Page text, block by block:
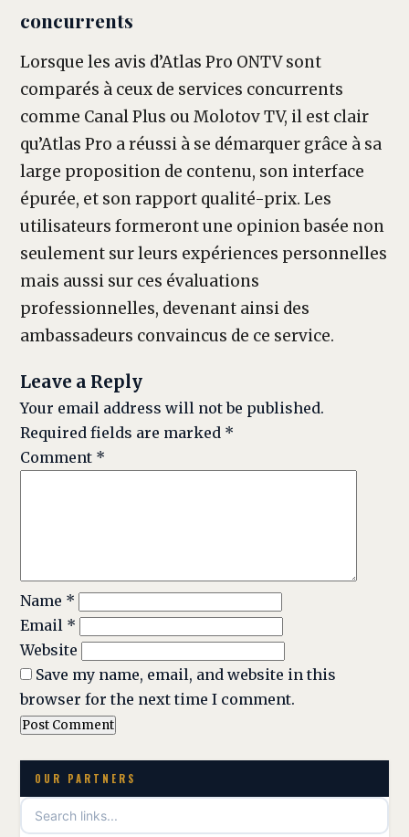
concurrents
Lorsque les avis d’Atlas Pro ONTV sont
comparés à ceux de services concurrents
comme Canal Plus ou Molotov TV, il est clair
qu’Atlas Pro a réussi à se démarquer grâce à sa
large proposition de contenu, son interface
épurée, et son rapport qualité-prix. Les
utilisateurs formeront une opinion basée non
seulement sur leurs expériences personnelles
mais aussi sur ces évaluations
professionnelles, devenant ainsi des
ambassadeurs convaincus de ce service.
Leave a Reply
Your email address will not be published.
Required fields are marked *
Comment *
Name *
Email *
Website
Save my name, email, and website in this
browser for the next time I comment.
OUR PARTNERS